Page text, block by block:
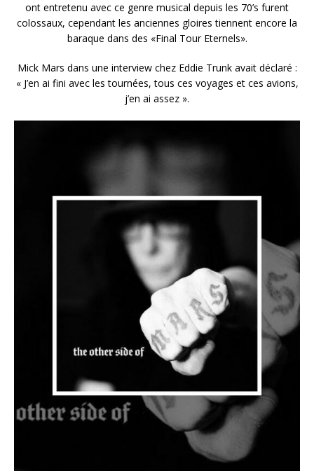
ont entretenu avec ce genre musical depuis les 70’s furent
colossaux, cependant les anciennes gloires tiennent encore la
baraque dans des «Final Tour Eternels».
Mick Mars dans une interview chez Eddie Trunk avait déclaré :
« J’en ai fini avec les tournées, tous ces voyages et ces avions,
j’en ai assez ».